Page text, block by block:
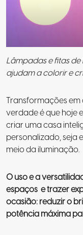
Lâmpadas e fitas de
ajudam a colorir e
Transformações em
verdade é que hoje
criar uma casa
personalizado, seja
meio da iluminação.
O uso e a
espaços e trazer
ocasião: reduzir o
potência máxima